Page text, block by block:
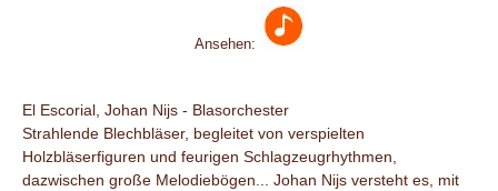
Ansehen:
El Escorial, Johan Nijs - Blasorchester
Strahlende Blechbläser, begleitet von verspielten
Holzbläserfiguren und feurigen Schlagzeugrhythmen,
dazwischen große Melodiebögen... Johan Nijs versteht es, mit